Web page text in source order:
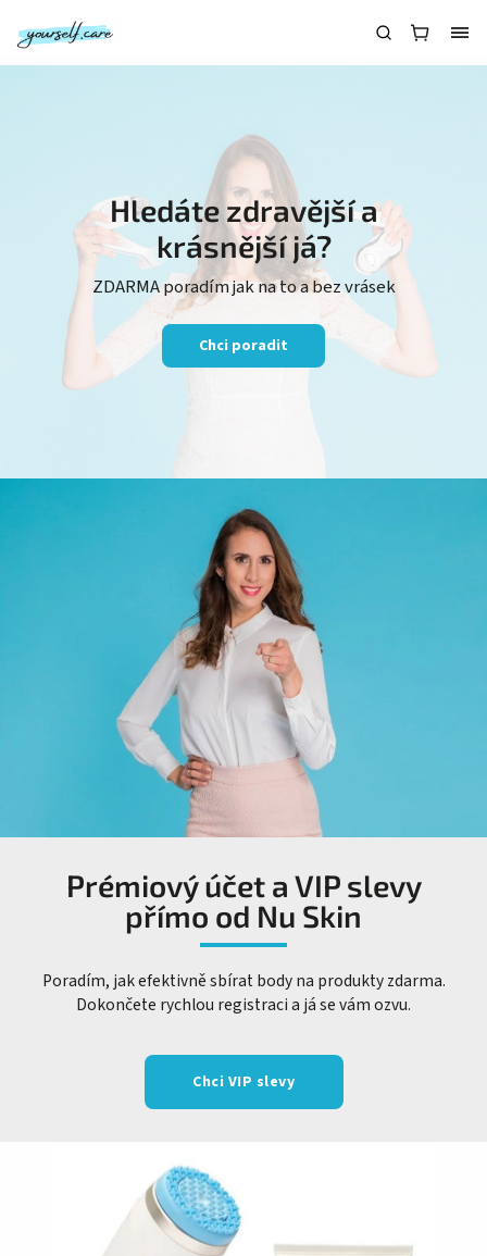
Hledáte zdravější a
krásnější já?
ZDARMA poradím jak na to a bez vrásek
Chci poradit
Prémiový účet a VIP slevy
přímo od Nu Skin
Poradím, jak efektivně sbírat body na produkty zdarma.
Dokončete rychlou registraci a já se vám ozvu.
Chci VIP slevy